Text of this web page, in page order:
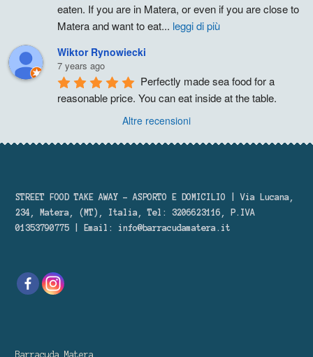
eaten. If you are in Matera, or even if you are close to
Matera and want to eat... leggi di più
Wiktor Rynowiecki
7 years ago
Perfectly made sea food for a
reasonable price. You can eat inside at the table.
Altre recensioni
STREET FOOD TAKE AWAY – ASPORTO E DOMICILIO | Via Lucana,
234, Matera, (MT), Italia, Tel: 3206623116, P.IVA
01353790775 | Email: info@barracudamatera.it
Barracuda Matera